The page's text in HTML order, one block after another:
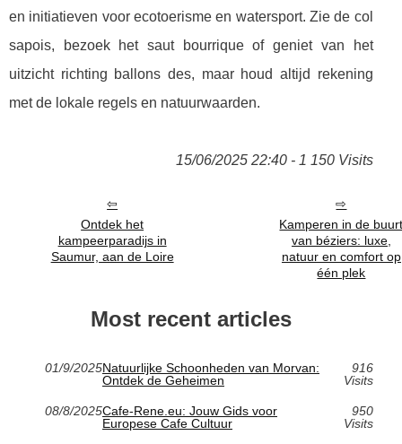
en initiatieven voor ecotoerisme en watersport. Zie de col
sapois, bezoek het saut bourrique of geniet van het
uitzicht richting ballons des, maar houd altijd rekening
met de lokale regels en natuurwaarden.
15/06/2025 22:40 - 1 150 Visits
Ontdek het
kampeerparadijs in
Saumur, aan de Loire
Kamperen in de
van béziers: luxe,
natuur en comfort op
één plek
Most recent articles
01/9/2025Natuurlijke Schoonheden van Morvan:
Ontdek de Geheimen
916
Visits
08/8/2025Cafe-Rene.eu: Jouw Gids voor
Europese Cafe Cultuur
950
Visits